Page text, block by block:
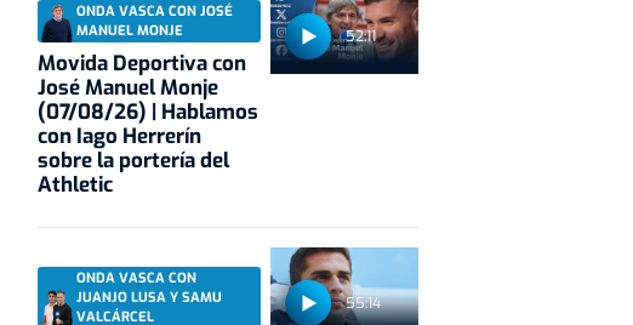
52:11
ONDA VASCA CON JOSÉ
MANUEL MONJE
Movida Deportiva con
José Manuel Monje
(07/08/26) | Hablamos
con Iago Herrerín
sobre la portería del
Athletic
55:14
ONDA VASCA CON
JUANJO LUSA Y SAMU
VALCÁRCEL